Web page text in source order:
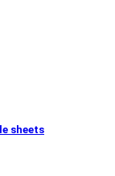
sheets